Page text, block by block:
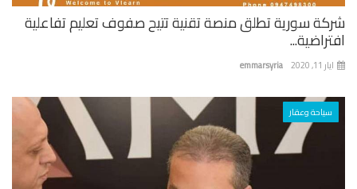
شركة سورية تطلق منصة تقنية تتيح صفوف تعليم تفاعلية
افتراضية...
emmarsyria ايار 11, 2020
سياحة وعقار